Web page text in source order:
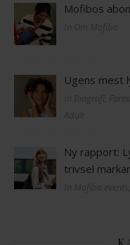
Mofibos
Ugens mest
Ny rapport:
trivsel